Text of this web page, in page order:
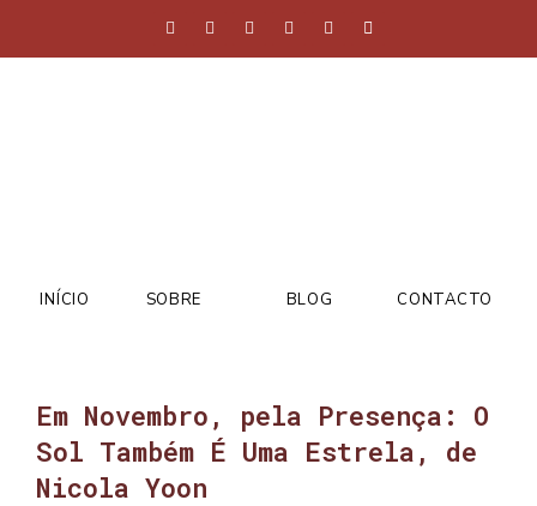
INÍCIO SOBRE BLOG CONTACTO
Em Novembro, pela Presença: O
Sol Também É Uma Estrela, de
Nicola Yoon